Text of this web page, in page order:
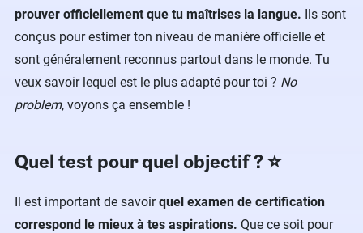
prouver officiellement que tu maîtrises la langue. Ils sont
conçus pour estimer ton niveau de manière officielle et
sont généralement reconnus partout dans le monde. Tu
veux savoir lequel est le plus adapté pour toi ? No
problem, voyons ça ensemble !
Quel test pour quel objectif ? ⭐
Il est important de savoirquel examen de certification
correspond le mieux à tes aspirations. Que ce soit pour